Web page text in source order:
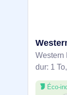
Western
dur: 1
dur:
lecteur
Éco-